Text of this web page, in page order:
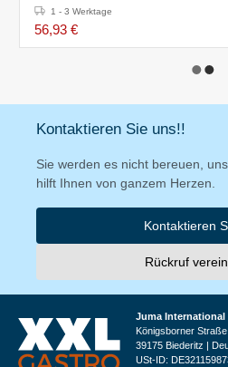
1 - 3 Werktage
56,93 €
Kontaktieren Sie uns!!
Sie werden es nicht bereuen,
hilft Ihnen von ganzem Herzen.
Kontaktieren
Rückruf
Juma International
Königsborner
39175 Biederitz |
USt-ID: